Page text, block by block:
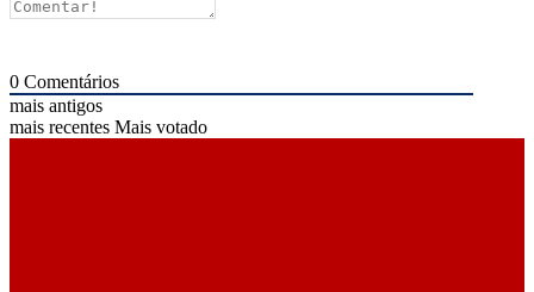
0 Comentários
mais antigos
mais recentes Mais votado